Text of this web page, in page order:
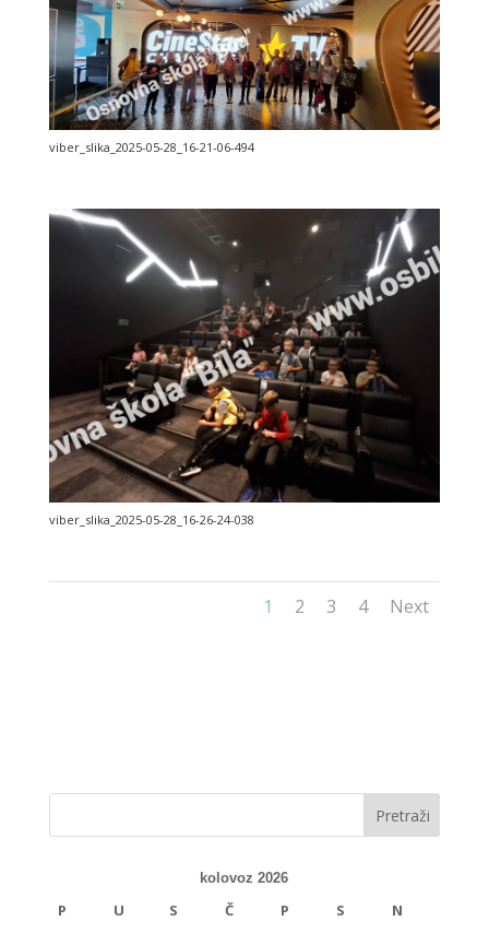
viber_slika_2025-05-28_16-21-06-494
viber_slika_2025-05-28_16-26-24-038
1 2 3 4 Next
kolovoz 2026
P U S Č P S N